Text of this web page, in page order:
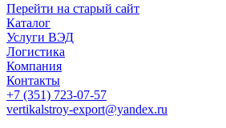
Перейти на старый сайт
Каталог
Услуги ВЭД
Логистика
Компания
Контакты
+7 (351) 723-07-57
vertikalstroy-export@yandex.ru